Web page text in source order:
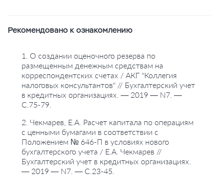
Рекомендовано к ознакомлению
1. О создании оценочного резерва по
размещенным денежным средствам на
корреспондентских счетах / АКГ "Коллегия
налоговых консультантов" // Бухгалтерский учет
в кредитных организациях. — 2019 — N7. —
С.75-79.
2. Чекмарев, Е.А. Расчет капитала по операциям
с ценными бумагами в соответствии с
Положением № 646-П в условиях нового
бухгалтерского учета / Е.А. Чекмарев //
Бухгалтерский учет в кредитных организациях.
— 2019 — N7. — С.23-45.